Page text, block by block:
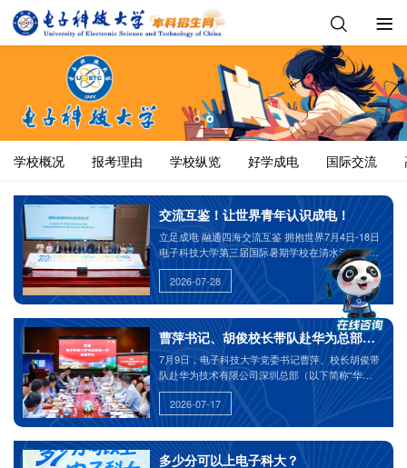
学校概况 报考理由 学校纵览 好学成电 国际交流
交流互鉴！让世界青年认识成电！
立足成电 融通四海交流互鉴 拥抱世界7月4日-18日
电子科技大学第三届国际暑期学校在清水河校区举
行
2026-07-28
曹萍书记、胡俊校长带队赴华为总部调研交
7月9日，电子科技大学党委书记曹萍、校长胡俊带
队赴华为技术有限公司深圳总部（以下简称“华
为”）进行调研交流。华为公司创始人任正非在总部
拉维尼亚克图书馆会见了曹萍、胡俊一行，双方围
绕教育、科技、人才等进行了座谈。
2026-07-17
多少分可以上电子科大？